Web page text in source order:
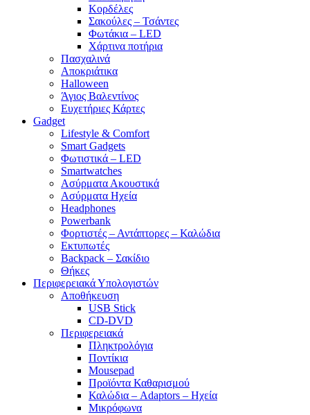
Κορδέλες
Σακούλες – Τσάντες
Φωτάκια – LED
Χάρτινα ποτήρια
Πασχαλινά
Αποκριάτικα
Halloween
Άγιος Βαλεντίνος
Ευχετήριες Κάρτες
Gadget
Lifestyle & Comfort
Smart Gadgets
Φωτιστικά – LED
Smartwatches
Ασύρματα Ακουστικά
Ασύρματα Ηχεία
Headphones
Powerbank
Φορτιστές – Αντάπτορες – Καλώδια
Εκτυπωτές
Backpack – Σακίδιο
Θήκες
Περιφερειακά Υπολογιστών
Αποθήκευση
USB Stick
CD-DVD
Περιφερειακά
Πληκτρολόγια
Ποντίκια
Mousepad
Προϊόντα Καθαρισμού
Καλώδια – Adaptors – Ηχεία
Μικρόφωνα